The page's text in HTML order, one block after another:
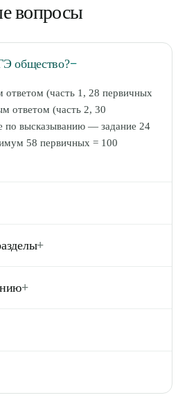
вопросы
общество?−
ответом (часть 1, 28 первичных
ответом (часть 2, 30
по высказыванию — задание 24
58 первичных = 100
— 65–75, топ-вузы (МГУ,
+
4-6 заданий разной
+
проблемы (1 балл),
отношения, ГМУ,
направления